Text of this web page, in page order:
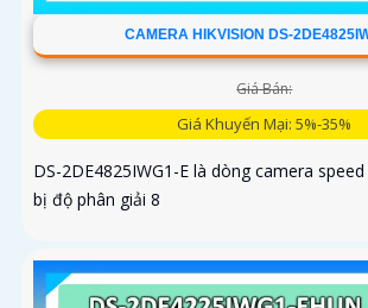
CAMERA HIKVISION DS-
Giá Bán:
Giá Khuyến Mại: 5%-35%
DS-2DE4825IWG1-E là dòng camera
bị độ phân giải 8